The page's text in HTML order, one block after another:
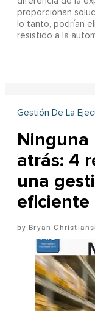
proporcionan
lo tanto, podrían
resistido a la
Gestión De La
Ninguna
atrás: 4
una
eficiente
Bryan